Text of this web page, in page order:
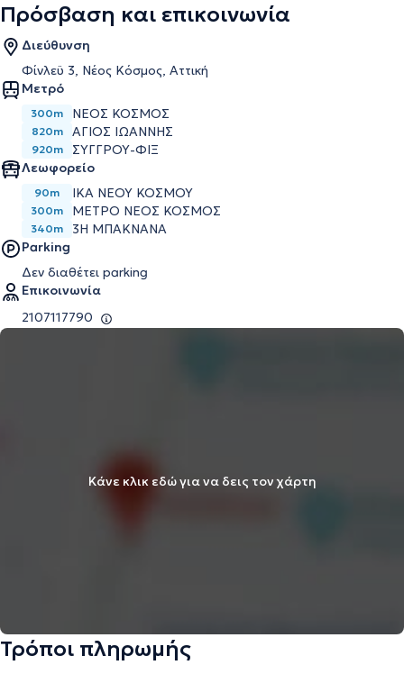
Πρόσβαση και επικοινωνία
Διεύθυνση
Φίνλεϋ 3, Νέος Κόσμος, Αττική
Μετρό
300m ΝΈΟΣ ΚΌΣΜΟΣ
820m ΆΓΙΟΣ ΙΩΆΝΝΗΣ
920m
ΣΥΓΓΡΟΎ-ΦΙΞ
Λεωφορείο
90m ΙΚΑ ΝΈΟΥ ΚΌΣΜΟΥ
300m ΜΕΤΡΌ ΝΈΟΣ ΚΌΣΜΟΣ
340m
3Η ΜΠΑΚΝΑΝΑ
Parking
Δεν διαθέτει parking
Επικοινωνία
2107117790
Κάνε κλικ εδώ για να δεις τον χάρτη
Τρόποι πληρωμής